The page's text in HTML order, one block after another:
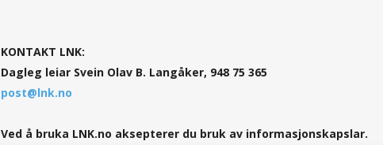
KONTAKT LNK:
Dagleg leiar Svein Olav B. Langåker, 948 75 365
post@lnk.no
Ved å bruka LNK.no aksepterer du bruk av informasjonskapslar.